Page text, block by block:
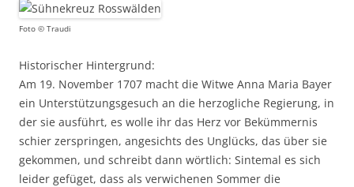
Foto © Traudi
Historischer Hintergrund:
Am 19. November 1707 macht die Witwe Anna Maria Bayer
ein Unterstützungsgesuch an die herzogliche Regierung, in
der sie ausführt, es wolle ihr das Herz vor Bekümmernis
schier zerspringen, angesichts des Unglücks, das über sie
gekommen, und schreibt dann wörtlich: Sintemal es sich
leider gefüget, dass als verwichenen Sommer die